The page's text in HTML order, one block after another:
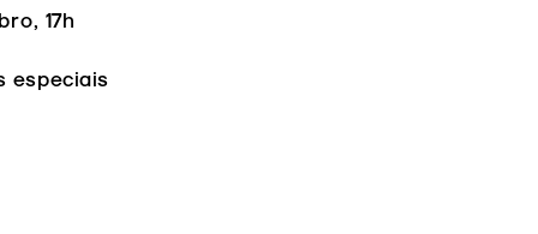
Downloads
Contactos
17h
especiais